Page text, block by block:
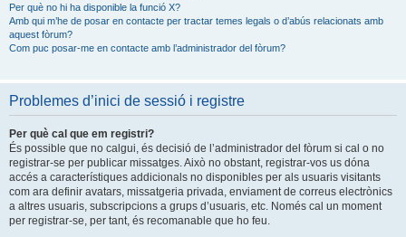
Per què no hi ha disponible la funció X?
Amb qui m’he de posar en contacte per tractar temes legals o d’abús relacionats amb
aquest fòrum?
Com puc posar-me en contacte amb l’administrador del fòrum?
Problemes d’inici de sessió i registre
Per què cal que em registri?
És possible que no calgui, és decisió de l’administrador del fòrum si cal o no
registrar-se per publicar missatges. Això no obstant, registrar-vos us dóna
accés a característiques addicionals no disponibles per als usuaris visitants
com ara definir avatars, missatgeria privada, enviament de correus electrònics
a altres usuaris, subscripcions a grups d’usuaris, etc. Només cal un moment
per registrar-se, per tant, és recomanable que ho feu.